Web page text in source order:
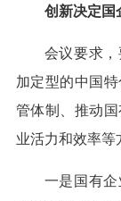
创新决定国
会议要求
加定型的中国
管体制、推动
业活力和效率等
一是国有